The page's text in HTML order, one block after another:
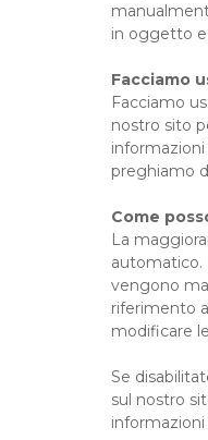
in oggetto e
Facciamo
Facciamo
nostro sito
preghiamo
Come
La
automatico.
vengono
riferimento
modificare
Se
sul nostro